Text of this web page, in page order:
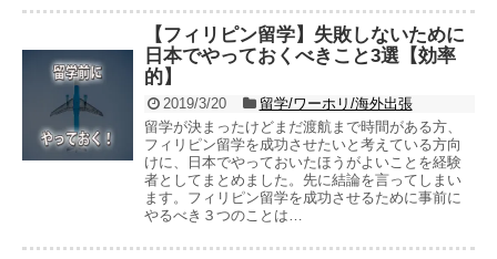
【フィリピン留学】失敗しないために
日本でやっておくべきこと3選【効率
的】
2019/3/20
留学/ワーホリ/海外出張
留学が決まったけどまだ渡航まで時間がある方、
フィリピン留学を成功させたいと考えている方向
けに、日本でやっておいたほうがよいことを経験
者としてまとめました。先に結論を言ってしまい
ます。フィリピン留学を成功させるために事前に
やるべき３つのことは…